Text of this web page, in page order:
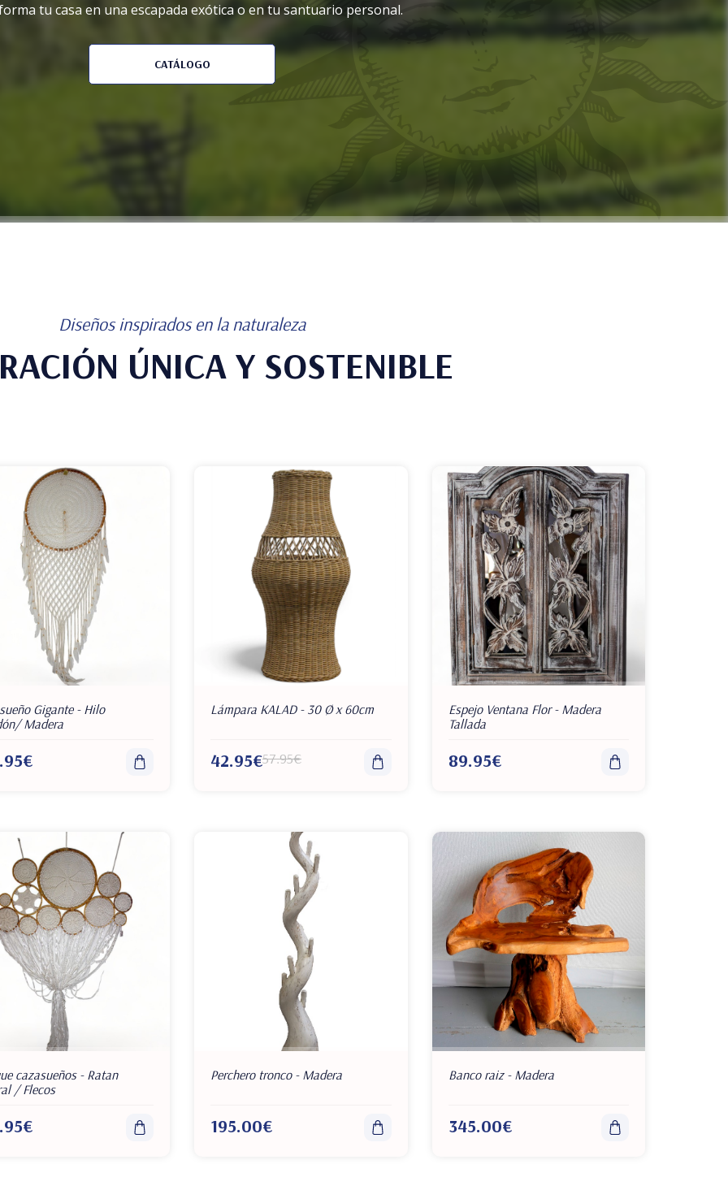
tu casa en una escapada exótica o en tu santuario personal.
CATÁLOGO
Diseños inspirados en la naturaleza
ÚNICA Y SOSTENIBLE
Gigante - Hilo
Madera
Lámpara KALAD - 30 Ø x 60cm
42.95€57.95€
Espejo Ventana Flor - Madera
Tallada
89.95€
cazasueños - Ratan
/ Flecos
Perchero tronco - Madera
195.00€
Banco raiz - Madera
345.00€